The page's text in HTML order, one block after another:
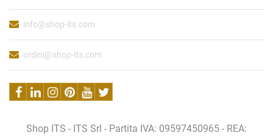
info@shop-its.com
ordini@shop-its.com
Shop ITS - ITS Srl - Partita IVA: 09597450965 - REA: